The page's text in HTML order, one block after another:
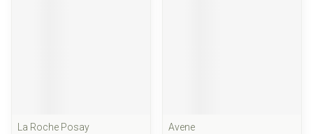
La Roche Posay
Avene